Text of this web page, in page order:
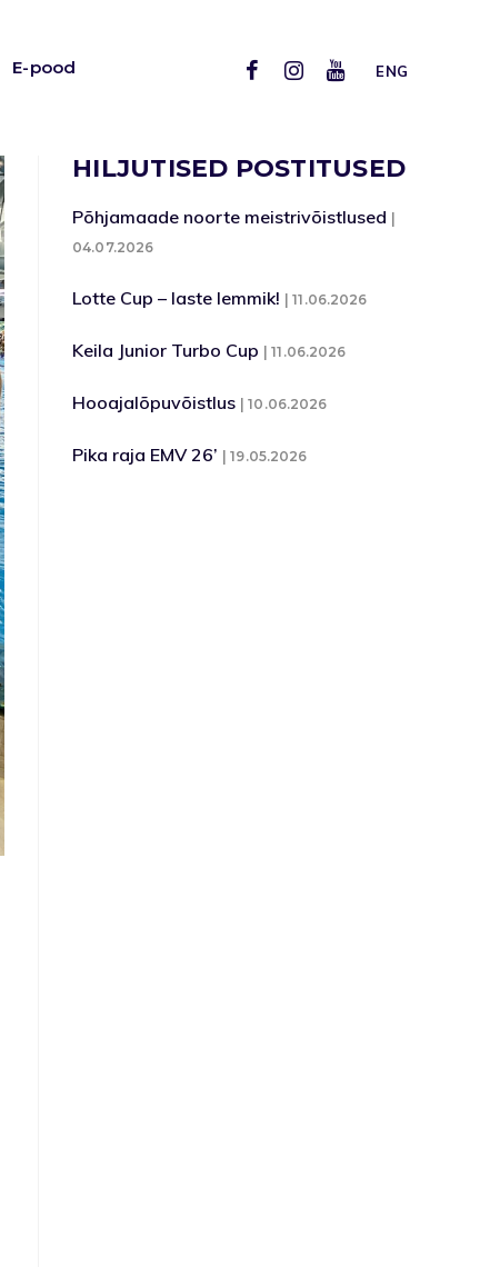
ENG
E-pood
HILJUTISED POSTITUSED
Põhjamaade noorte meistrivõistlused
04.07.2026
Lotte Cup – laste lemmik! 11.06.2026
Keila Junior Turbo Cup 11.06.2026
Hooajalõpuvõistlus 10.06.2026
Pika raja EMV 26’ 19.05.2026